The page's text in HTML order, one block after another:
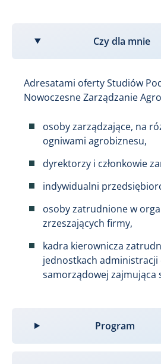
Czy dla mnie
Adresatami oferty Studiów
Nowoczesne Zarządzanie
osoby zarządzające, na
ogniwami agrobiznesu,
dyrektorzy i członkowie
indywidualni
osoby zatrudnione w
zrzeszających firmy,
kadra kierownicza
jednostkach administracji
samorządowej zajmująca
Program